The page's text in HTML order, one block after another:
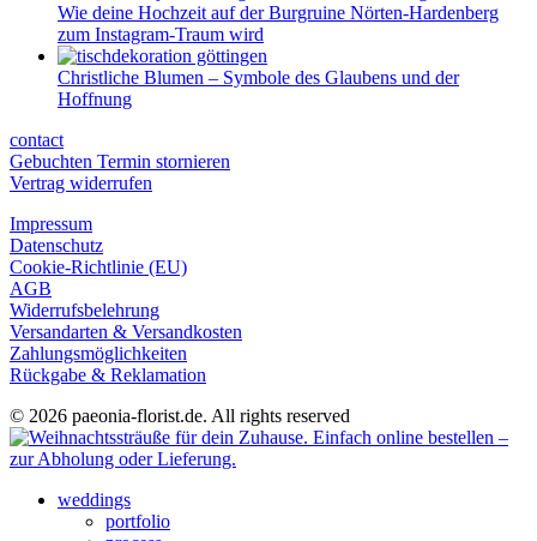
Wie deine Hochzeit auf der Burgruine Nörten-Hardenberg
zum Instagram-Traum wird
Christliche Blumen – Symbole des Glaubens und der
Hoffnung
contact
Gebuchten Termin stornieren
Vertrag widerrufen
Impressum
Datenschutz
Cookie-Richtlinie (EU)
AGB
Widerrufsbelehrung
Versandarten & Versandkosten
Zahlungsmöglichkeiten
Rückgabe & Reklamation
© 2026 paeonia-florist.de. All rights reserved
weddings
portfolio